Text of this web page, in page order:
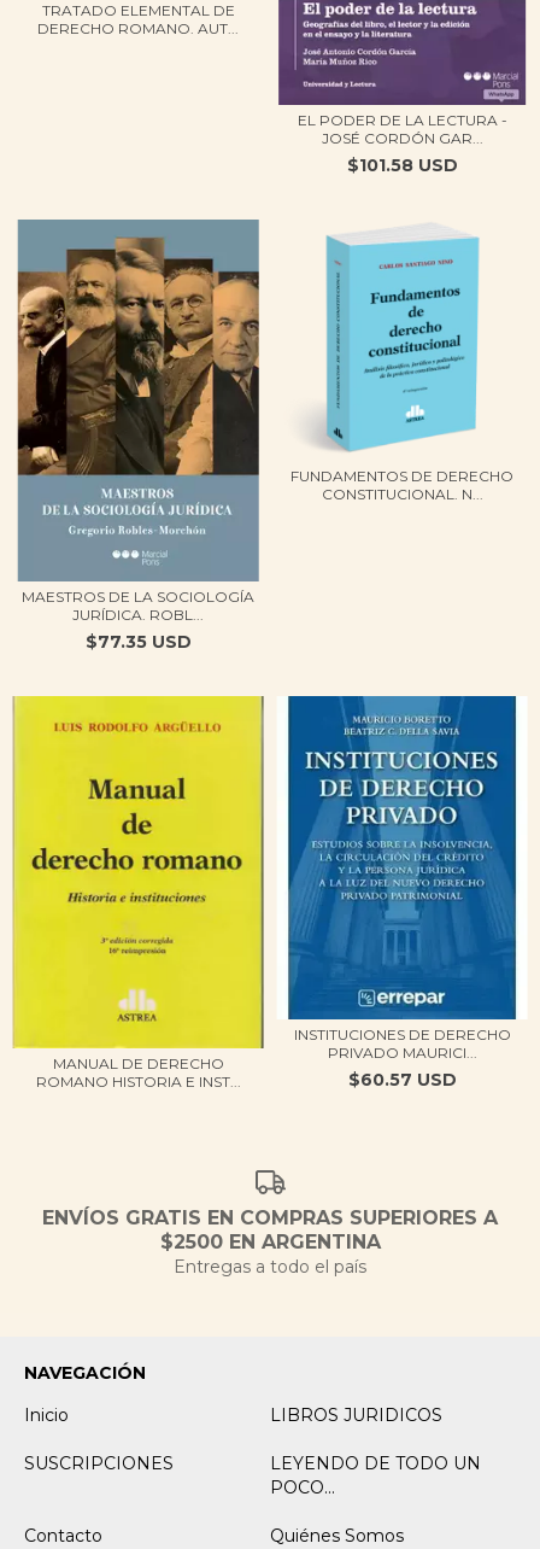
TRATADO ELEMENTAL DE
DERECHO ROMANO. AUT...
EL PODER DE LA LECTURA -
JOSÉ CORDÓN GAR...
$101.58 USD
MAESTROS DE LA SOCIOLOGÍA
JURÍDICA. ROBL...
$77.35 USD
FUNDAMENTOS DE DERECHO
CONSTITUCIONAL. N...
MANUAL DE DERECHO
ROMANO HISTORIA E INST...
INSTITUCIONES DE DERECHO
PRIVADO MAURICI...
$60.57 USD
ENVÍOS GRATIS EN COMPRAS SUPERIORES A
$2500 EN ARGENTINA
Entregas a todo el país
NAVEGACIÓN
Inicio
LIBROS JURIDICOS
SUSCRIPCIONES
LEYENDO DE TODO UN
POCO...
Contacto Quiénes Somos